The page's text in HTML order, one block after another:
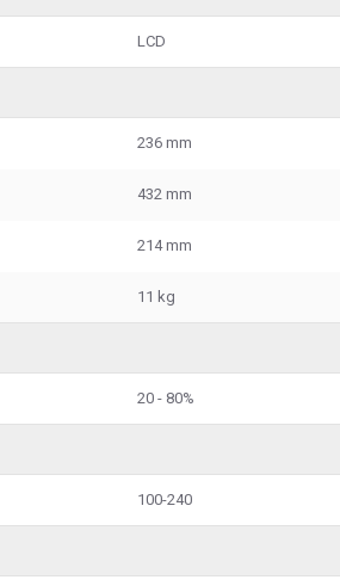
LCD
236 mm
432 mm
214 mm
11 kg
20 - 80%
100-240